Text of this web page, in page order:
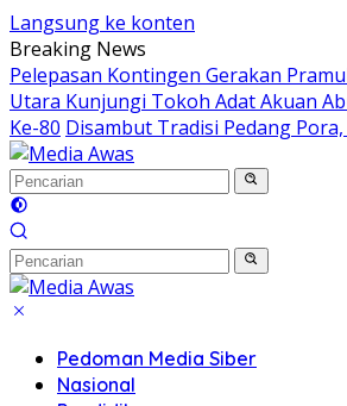
Langsung ke konten
Breaking News
Pelepasan Kontingen Gerakan
Utara Kunjungi Tokoh Adat Akuan
Ke-80 Disambut Tradisi Pedang
Pedoman Media Siber
Nasional